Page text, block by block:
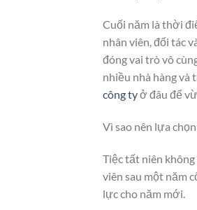
Cuối năm là thời
nhân viên, đối tác
đóng vai trò vô
nhiều nhà hàng và
công tyở đâu để
Vì sao nên lựa
Tiệc tất niên
viên sau một năm
lực cho năm mới.